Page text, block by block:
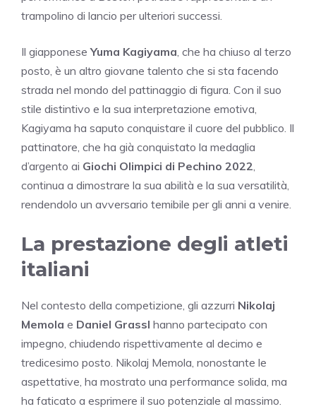
trampolino di lancio per ulteriori successi.
Il giapponeseYuma Kagiyama , che ha chiuso al terzo
posto, è un altro giovane talento che si sta facendo
strada nel mondo del pattinaggio di figura. Con il suo
stile distintivo e la sua interpretazione emotiva,
Kagiyama ha saputo conquistare il cuore del pubblico. Il
pattinatore, che ha già conquistato la medaglia
d’argento ai Giochi Olimpici di Pechino 2022
continua a dimostrare la sua abilità e la sua versatilità,
rendendolo un avversario temibile per gli anni a venire.
La prestazione degli atleti
italiani
Nel contesto della competizione, gli azzurri Nikolaj
Memola e Daniel Grassl hanno partecipato con
impegno, chiudendo rispettivamente al decimo e
tredicesimo posto. Nikolaj Memola, nonostante le
aspettative, ha mostrato una performance solida, ma
ha faticato a esprimere il suo potenziale al massimo.